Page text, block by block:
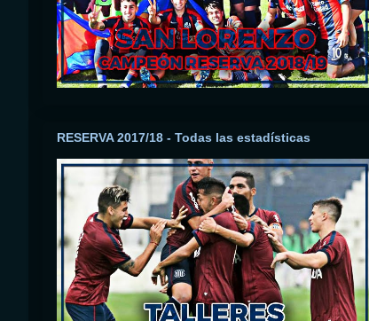
RESERVA 2017/18 - Todas las estadísticas